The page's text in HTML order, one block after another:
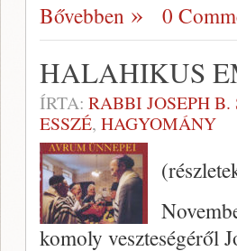
Bővebben 0
HALAHIKUS
ÍRTA: RABBI JOSEPH
ESSZÉ, HAGYOMÁNY
komoly veszteségéről